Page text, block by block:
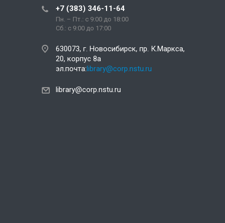
+7 (383) 346-11-64
Пн. – Пт.: с 9:00 до 18:00
Сб.: c 9:00 до 17:00
630073, г. Новосибирск, пр. К.Маркса,
20, корпус 8а
эл.почта:library@corp.nstu.ru
library@corp.nstu.ru